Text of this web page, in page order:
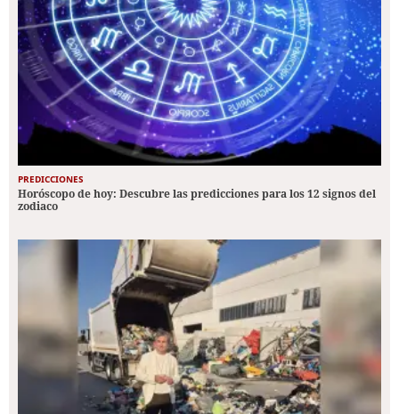
PREDICCIONES
Horóscopo de hoy: Descubre las predicciones para los 12 signos del
zodiaco